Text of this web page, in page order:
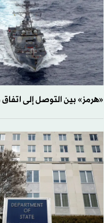
«هرمز» بين التوصل إلى